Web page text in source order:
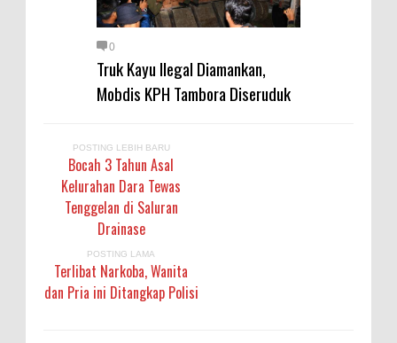
0
Truk Kayu Ilegal Diamankan,
Mobdis KPH Tambora Diseruduk
POSTING LEBIH BARU
Bocah 3 Tahun Asal
Kelurahan Dara Tewas
Tenggelan di Saluran
Drainase
POSTING LAMA
Terlibat Narkoba, Wanita
dan Pria ini Ditangkap Polisi